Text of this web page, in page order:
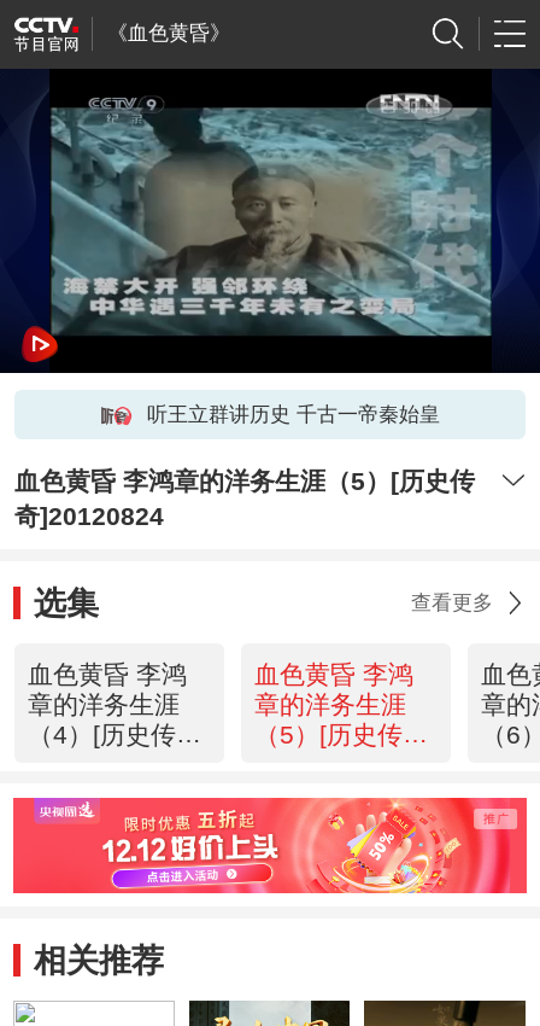
《血色黄昏》
听王立群讲历史 千古一帝秦始皇
血色黄昏 李鸿章的洋务生涯（5）[历史传
奇]20120824
选集 查看更多
血色黄昏 李鸿
章的洋务生涯
（4）[历史传
血色黄昏 李鸿
章的洋务生涯
（5）[历史传
血色
章的
（6
相关推荐